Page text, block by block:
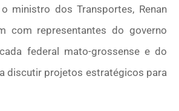
ministro dos Transportes, Renan
com representantes do governo
federal mato-grossense e do
discutir projetos estratégicos para